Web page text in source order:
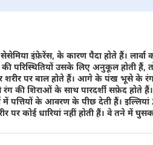
इंफ़ेरेंस, के कारण पैदा होते हैं। लार्वा
परिस्थितियों उसके लिए अनुकूल होती
शरीर पर बाल होते हैं। आगे के पंख भूसे के
की शिराओं के साथ पारदर्शी सफ़ेद होते
पत्तियों के आवरण के पीछ देती हैं।
पर कोई धारियां नहीं होती हैं। वे तने में